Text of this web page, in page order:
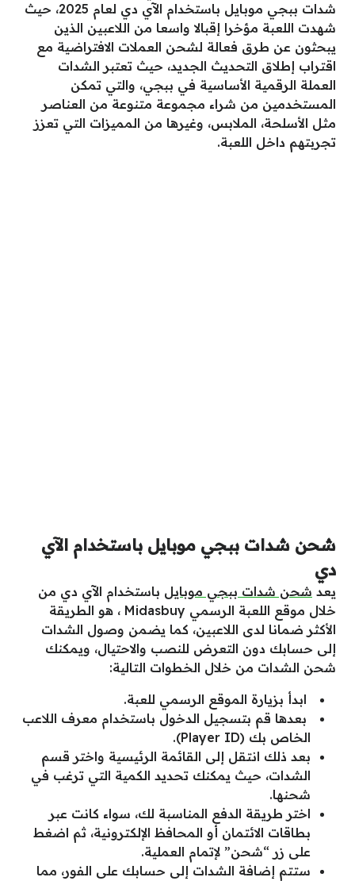
شدات ببجي موبايل باستخدام الآي دي لعام 2025، حيث
شهدت اللعبة مؤخرا إقبالا واسعا من اللاعبين الذين
يبحثون عن طرق فعالة لشحن العملات الافتراضية مع
اقتراب إطلاق التحديث الجديد، حيث تعتبر الشدات
العملة الرقمية الأساسية في ببجي، والتي تمكن
المستخدمين من شراء مجموعة متنوعة من العناصر
مثل الأسلحة، الملابس، وغيرها من المميزات التي تعزز
تجربتهم داخل اللعبة.
شحن شدات ببجي موبايل باستخدام الآي
دي
يعد شحن شدات ببجي موبايل باستخدام الآي دي من
خلال موقع اللعبة الرسمي Midasbuy ، هو الطريقة
الأكثر ضمانا لدى اللاعبين، كما يضمن وصول الشدات
إلى حسابك دون التعرض للنصب والاحتيال، ويمكنك
شحن الشدات من خلال الخطوات التالية:
ابدأ بزيارة الموقع الرسمي للعبة.
بعدها قم بتسجيل الدخول باستخدام معرف اللاعب
الخاص بك (Player ID).
بعد ذلك انتقل إلى القائمة الرئيسية واختر قسم
الشدات، حيث يمكنك تحديد الكمية التي ترغب في
شحنها.
اختر طريقة الدفع المناسبة لك، سواء كانت عبر
بطاقات الائتمان أو المحافظ الإلكترونية، ثم اضغط
على زر “شحن” لإتمام العملية.
ستتم إضافة الشدات إلى حسابك على الفور، مما